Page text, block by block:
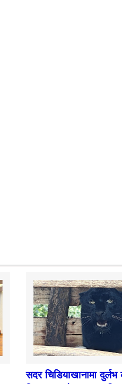
सदर चिडियाखानामा दुर्लभ